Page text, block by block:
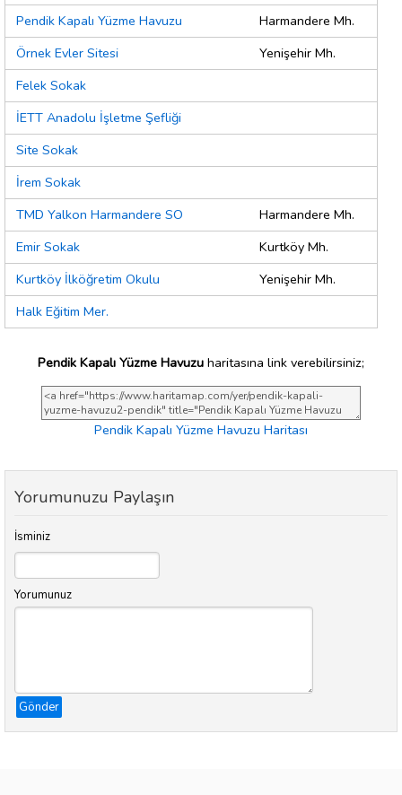
Pendik Kapalı Yüzme Havuzu
Harmandere Mh.
Örnek Evler Sitesi
Yenişehir Mh.
Felek Sokak
İETT Anadolu İşletme Şefliği
Site Sokak
İrem Sokak
TMD Yalkon Harmandere SO
Harmandere Mh.
Emir Sokak
Kurtköy Mh.
Kurtköy İlköğretim Okulu
Yenişehir Mh.
Halk Eğitim Mer.
Pendik Kapalı Yüzme Havuzu haritasına link verebilirsiniz;
Pendik Kapalı Yüzme Havuzu Haritası
Yorumunuzu Paylaşın
İsminiz
Yorumunuz
Gönder